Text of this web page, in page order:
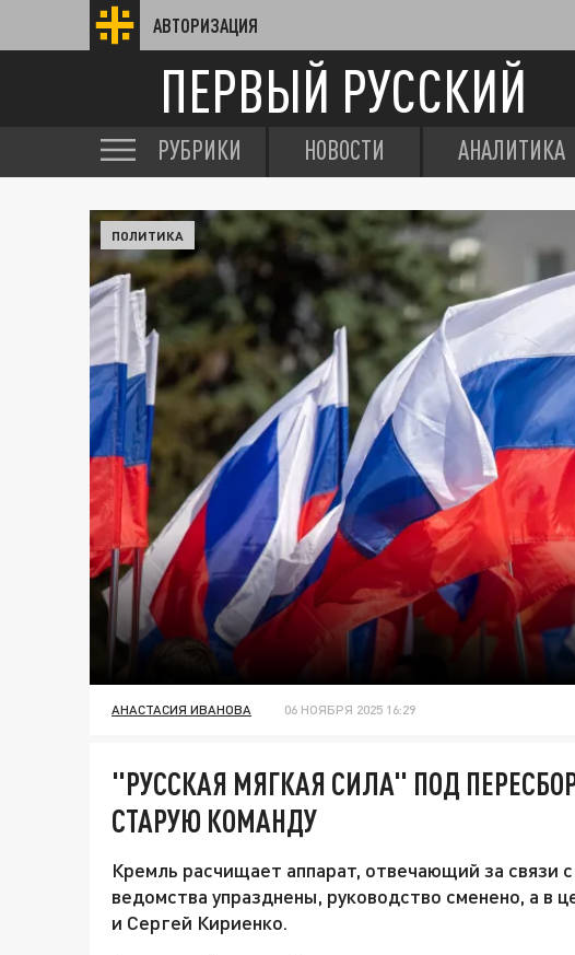
АВТОРИЗАЦИЯ
ПЕРВЫЙ РУССКИЙ
РУБРИКИ НОВОСТИ АНАЛИТИКА
ПОЛИТИКА
АНАСТАСИЯ ИВАНОВА 06 НОЯБРЯ 2025 16:29
"РУССКАЯ МЯГКАЯ СИЛА" ПОД
СТАРУЮ КОМАНДУ
Кремль расчищает аппарат, отвечающий за связи
ведомства упразднены, руководство сменено, а
и Сергей Кириенко.